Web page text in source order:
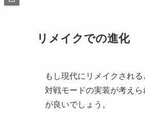
リメイクでの進化
もし現代にリメイクされ
対戦モードの実装が考え
が良いでしょう。